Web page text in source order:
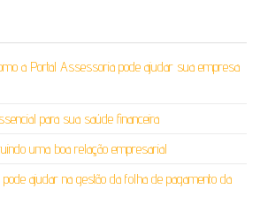
a Portal Assessoria pode ajudar sua empresa
para sua saúde financeira
uma boa relação empresarial
ajudar na gestão da folha de pagamento da